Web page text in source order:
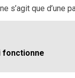
s’agit que d’une
fonctionne